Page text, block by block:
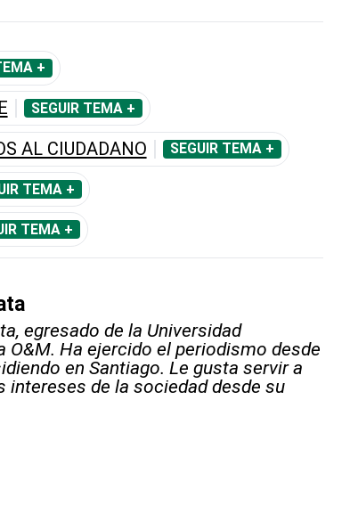
+
SEGUIR TEMA +
AL CIUDADANO SEGUIR TEMA +
TEMA +
TEMA +
egresado de la Universidad
O&M. Ha ejercido el periodismo desde
en Santiago. Le gusta servir a
intereses de la sociedad desde su